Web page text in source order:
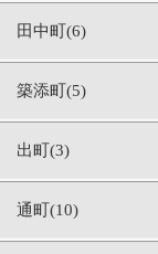
田中町(6)
築添町(5)
出町(3)
通町(10)